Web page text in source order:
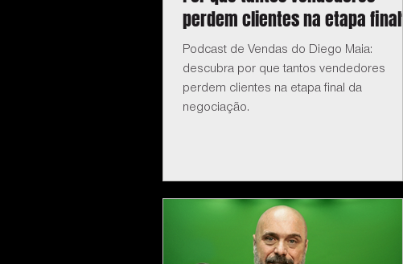
perdem clientes na etapa final?
Podcast de Vendas do Diego Maia:
descubra por que tantos vendedores
perdem clientes na etapa final da
negociação.